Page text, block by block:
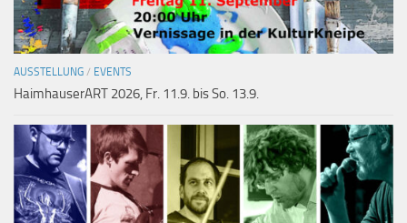
AUSSTELLUNG / EVENTS
HaimhauserART 2026, Fr. 11.9. bis So. 13.9.